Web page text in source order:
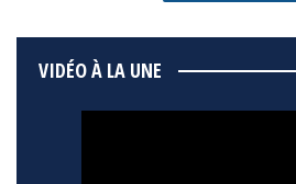
VIDÉO À LA UNE